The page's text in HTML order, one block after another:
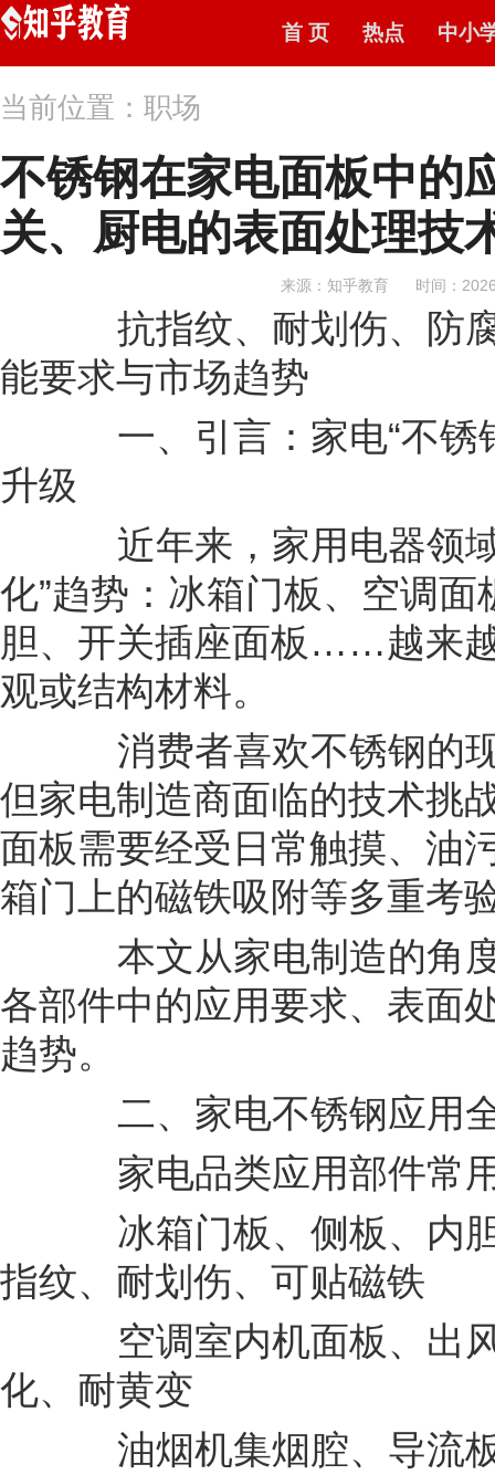
首 页 热点 中小
当前位置：职场
不锈钢在家电面板中的
关、厨电的表面处理技
来源：知乎教育 时间：
抗指纹、耐划伤、防
能要求与市场趋势
一、引言：家电“不锈
升级
近年来，家用电器领域
化”趋势：冰箱门板、空调
胆、开关插座面板……越来
观或结构材料。
消费者喜欢不锈钢的现
但家电制造商面临的技术挑
面板需要经受日常触摸、油
箱门上的磁铁吸附等多重考
本文从家电制造的角度
各部件中的应用要求、表面
趋势。
二、家电不锈钢应用
家电品类应用部件常
冰箱门板、侧板、内胆
指纹、耐划伤、可贴磁铁
空调室内机面板、出风
化、耐黄变
油烟机集烟腔、导流板